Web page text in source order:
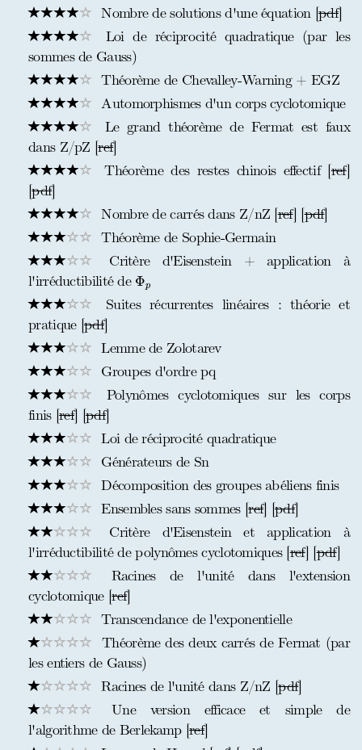
Nombre de solutions d'une équation [pdf]
Loi de réciprocité quadratique (par les
sommes de Gauss)
Théorème de Chevalley-Warning + EGZ
Automorphismes d'un corps cyclotomique
Le grand théorème de Fermat est faux
dans Z/pZ [ref]
Théorème des restes chinois effectif [ref]
[pdf]
Nombre de carrés dans Z/nZ [ref] [pdf]
Théorème de Sophie-Germain
Critère d'Eisenstein + application à
l'irréductibilité de Φp
Φ
Suites récurrentes linéaires : théorie et
pratique [pdf]
Lemme de Zolotarev
Groupes d'ordre pq
Polynômes cyclotomiques sur les corps
finis [ref] [pdf]
Loi de réciprocité quadratique
Générateurs de Sn
Décomposition des groupes abéliens finis
Ensembles sans sommes [ref] [pdf]
Critère d'Eisenstein et application à
l'irréductibilité de polynômes cyclotomiques [ref] [pdf]
Racines de l'unité dans l'extension
cyclotomique [ref]
Transcendance de l'exponentielle
Théorème des deux carrés de Fermat (par
les entiers de Gauss)
Racines de l'unité dans Z/nZ [pdf]
Une version efficace et simple de
l'algorithme de Berlekamp [ref]